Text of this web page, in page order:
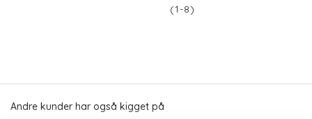
(1-8)
Andre kunder har også kigget på